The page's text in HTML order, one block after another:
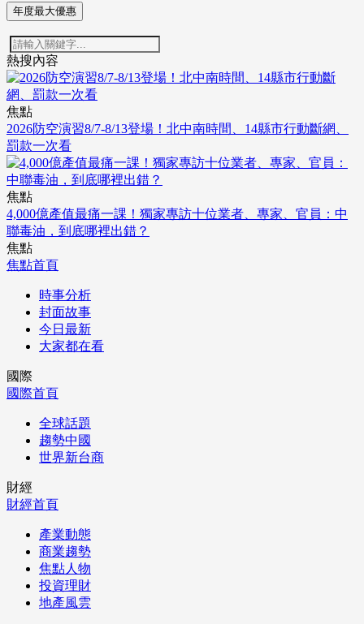
年度最大優惠
熱搜內容
焦點
2026防空演習8/7-8/13登場！北中南時間、14縣市行動斷網、
罰款一次看
焦點
4,000億產值最痛一課！獨家專訪十位業者、專家、官員：中
聯毒油，到底哪裡出錯？
焦點
焦點首頁
時事分析
封面故事
今日最新
大家都在看
國際
國際首頁
全球話題
趨勢中國
世界新台商
財經
財經首頁
產業動態
商業趨勢
焦點人物
投資理財
地產風雲